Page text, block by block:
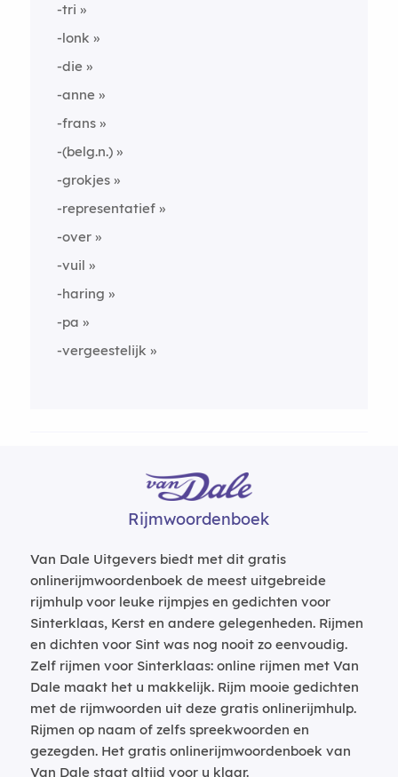
-tri
-lonk
-die
-anne
-frans
-(belg.n.)
-grokjes
-representatief
-over
-vuil
-haring
-pa
-vergeestelijk
Rijmwoordenboek
Van Dale Uitgevers biedt met dit gratis
onlinerijmwoordenboek de meest uitgebreide
rijmhulp voor leuke rijmpjes en gedichten voor
Sinterklaas, Kerst en andere gelegenheden. Rijmen
en dichten voor Sint was nog nooit zo eenvoudig.
Zelf rijmen voor Sinterklaas: online rijmen met Van
Dale maakt het u makkelijk. Rijm mooie gedichten
met de rijmwoorden uit deze gratis onlinerijmhulp.
Rijmen op naam of zelfs spreekwoorden en
gezegden. Het gratis onlinerijmwoordenboek van
Van Dale staat altijd voor u klaar.